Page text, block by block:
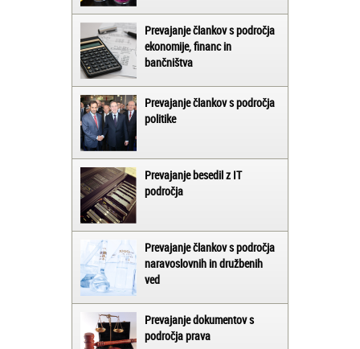
Prevajanje člankov s področja
ekonomije, financ in
bančništva
Prevajanje člankov s področja
politike
Prevajanje besedil z IT
področja
Prevajanje člankov s področja
naravoslovnih in družbenih
ved
Prevajanje dokumentov s
področja prava